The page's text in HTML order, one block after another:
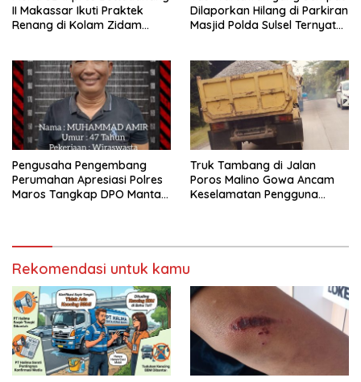
II Makassar Ikuti Praktek
Renang di Kolam Zidam
Dilaporkan Hilang di Parkiran
Masjid Polda Sulsel Ternyata
Pengusaha Pengembang
Perumahan Apresiasi Polres
Maros Tangkap DPO Mantan
Truk Tambang di Jalan
Poros Malino Gowa Ancam
Keselamatan Pengguna
Rekomendasi untuk kamu